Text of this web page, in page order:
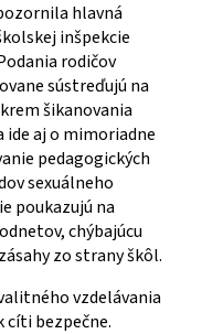
hlavná
inšpekcie
rodičov
sústreďujú na
šikanovania
aj o mimoriadne
pedagogických
sexuálneho
poukazujú na
chýbajúcu
zo strany škôl.
vzdelávania
cíti bezpečne.